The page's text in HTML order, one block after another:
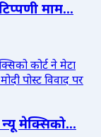
माम...
मेक्सिको...